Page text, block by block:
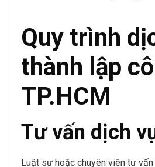
Quy trình
thành lập
TP.HCM
Tư vấn dịch
Luật sư hoặc chuyên viên tư